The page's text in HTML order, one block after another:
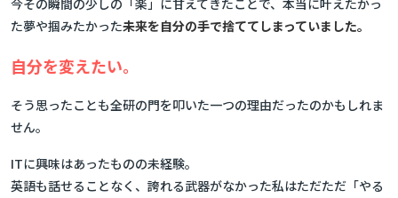
今その瞬間の少しの「楽」に甘えてきたことで、本当に叶えたかっ
た夢や掴みたかった未来を自分の手で捨ててしまっていました。
自分を変えたい。
そう思ったことも全研の門を叩いた一つの理由だったのかもしれま
せん。
ITに興味はあったものの未経験。
英語も話せることなく、誇れる武器がなかった私はただただ「やる